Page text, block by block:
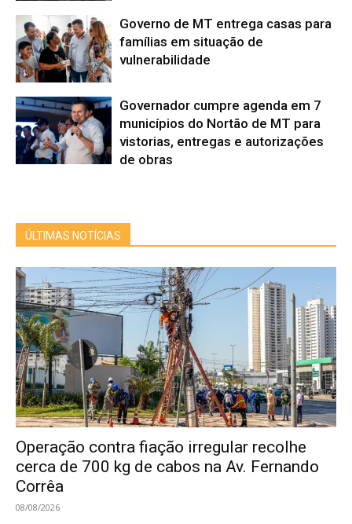
Governo de MT entrega casas para
famílias em situação de
vulnerabilidade
Governador cumpre agenda em 7
municípios do Nortão de MT para
vistorias, entregas e autorizações
de obras
ÚLTIMAS NOTÍCIAS
Operação contra fiação irregular recolhe
cerca de 700 kg de cabos na Av. Fernando
Corrêa
08/08/2026